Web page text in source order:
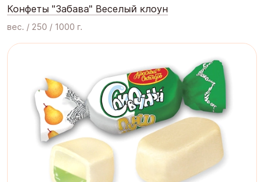
Конфеты "Забава" Веселый клоун
вес. / 250 / 1000 г.